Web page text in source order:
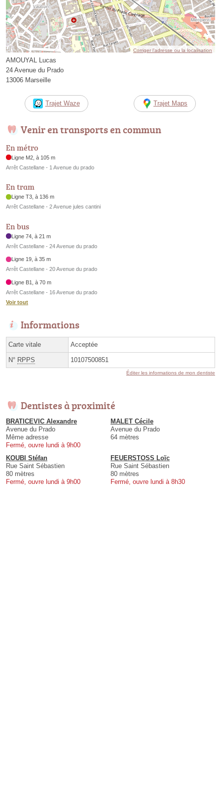
Corriger l’adresse ou la localisation
AMOUYAL Lucas
24 Avenue du Prado
13006 Marseille
Trajet Waze Trajet Maps
Venir en transports en commun
En métro
Ligne M2, à 105 m
Arrêt Castellane - 1 Avenue du prado
En tram
Ligne T3, à 136 m
Arrêt Castellane - 2 Avenue jules cantini
En bus
Ligne 74, à 21 m
Arrêt Castellane - 24 Avenue du prado
Ligne 19, à 35 m
Arrêt Castellane - 20 Avenue du prado
Ligne B1, à 70 m
Arrêt Castellane - 16 Avenue du prado
Voir tout
Informations
Carte vitale Acceptée
N° RPPS 10107500851
Éditer les informations de mon dentiste
Dentistes à proximité
BRATICEVIC Alexandre
Avenue du Prado
Même adresse
Fermé, ouvre lundi à 9h00
MALET Cécile
Avenue du Prado
64 mètres
KOUBI Stéfan
Rue Saint Sébastien
80 mètres
Fermé, ouvre lundi à 9h00
FEUERSTOSS Loïc
Rue Saint Sébastien
80 mètres
Fermé, ouvre lundi à 8h30